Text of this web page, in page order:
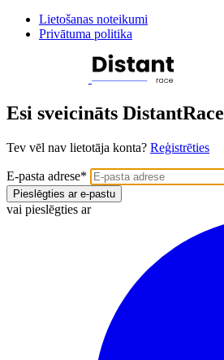
Lietošanas noteikumi
Privātuma politika
Esi sveicināts DistantRace
Tev vēl nav lietotāja konta? Reģistrēties
E-pasta adrese*
Pieslēgties ar e-pastu
vai pieslēgties ar